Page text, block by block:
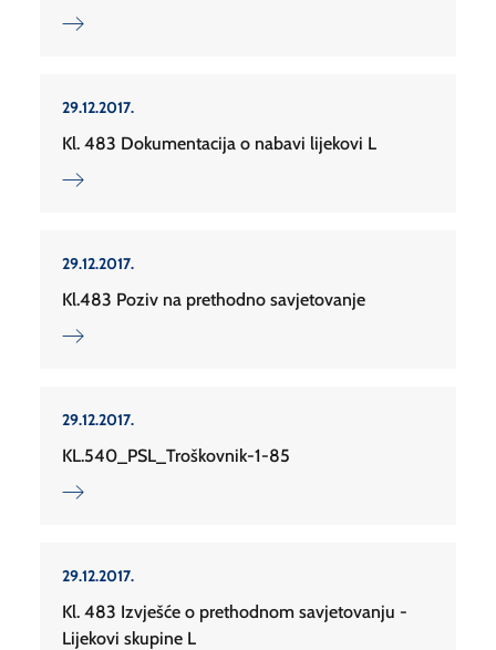
29.12.2017.
Kl. 483 Dokumentacija o nabavi lijekovi L
29.12.2017.
Kl.483 Poziv na prethodno savjetovanje
29.12.2017.
KL.540_PSL_Troškovnik-1-85
29.12.2017.
Kl. 483 Izvješće o prethodnom savjetovanju -
Lijekovi skupine L